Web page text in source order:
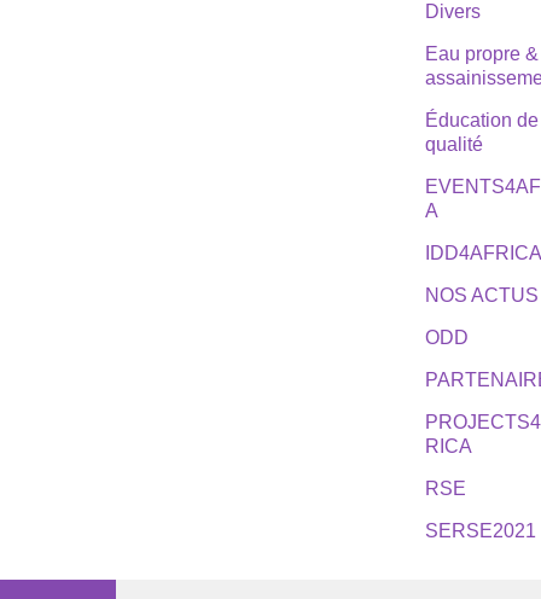
Divers
Eau propre &
Éducation de
qualité
A
NOS ACTUS
ODD
RICA
RSE
SERSE2021